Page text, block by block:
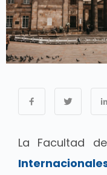
La Facultad de